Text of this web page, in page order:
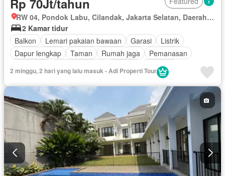
Rp 70Jt/tahun
RW 04, Pondok Labu, Cilandak, Jakarta Selatan, Daerah Khusus Ibukota Jakarta
2 Kamar tidur
Balkon
Lemari pakaian bawaan Garasi
Listrik
Dapur lengkap
Taman Rumah jaga
Pemanasan
Interkom
Outdoor entertaining area
Pay TV access
Pemandangan panorama
Secure parking
Keamanan
Ruang layanan
Telephone
Keamanan 24 jam
Kabel video
Halaman Air
Tangki air
Sebagian perabotan
2 minggu, 2 hari yang lalu masuk - Adi Properti Tour